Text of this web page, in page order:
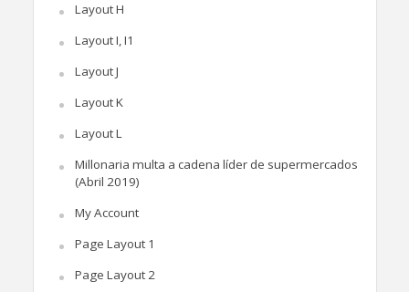
Layout H
Layout I, I1
Layout J
Layout K
Layout L
Millonaria multa a cadena líder de supermercados
(Abril 2019)
My Account
Page Layout 1
Page Layout 2